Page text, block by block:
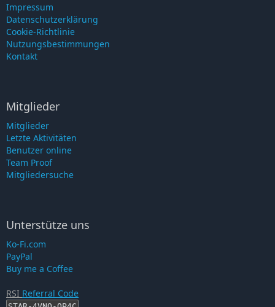
Impressum
Datenschutzerklärung
Cookie-Richtlinie
Nutzungsbestimmungen
Kontakt
Mitglieder
Mitglieder
Letzte Aktivitäten
Benutzer online
Team Proof
Mitgliedersuche
Unterstütze uns
Ko-Fi.com
PayPal
Buy me a Coffee
RSI Referral Code